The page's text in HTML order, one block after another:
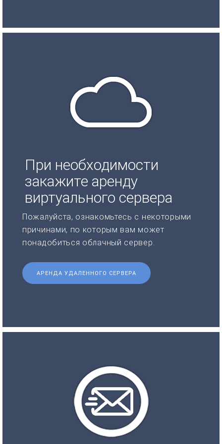
При необходимости
закажите аренду
виртуального сервера
Пожалуйста, ознакомьтесь с некоторыми
причинами, по которым вам может
понадобиться облачный сервер.
АРЕНДА УДАЛЕННОГО СЕРВЕРА